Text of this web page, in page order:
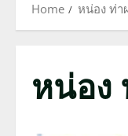
Home หน่อง ท่า
หน่อง